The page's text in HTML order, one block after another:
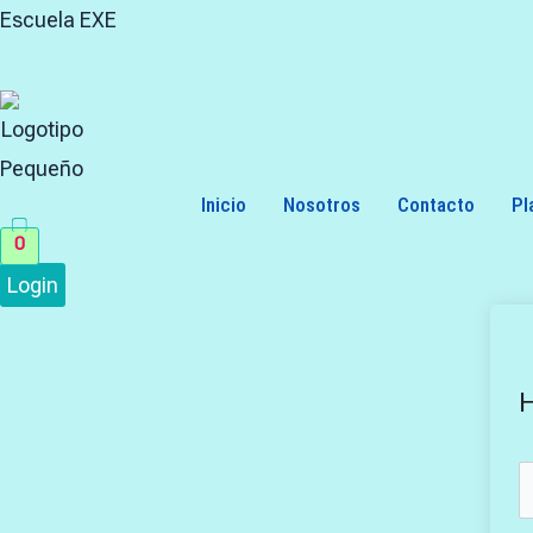
Skip
content
Escuela EXE
Inicio Nosotros Contacto
0
Login
Search